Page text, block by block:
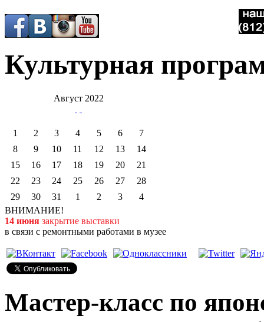
Культурная
Август 2022
1 2 3 4 5 6
7
8
9 10 11 12 13
14
15
16 17 18 19 20
21
22
23 24 25 26 27
28
29
30 31 1 2 3
4
ВНИМАНИЕ!
14 июня закрытие выставки
в связи с ремонтными работами в музее
Мастер-класс по